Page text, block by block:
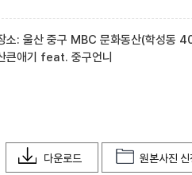
소: 울산 중구 MBC 문화동산(학성동
큰애기 feat. 중구언니
다운로드 원본사진 신